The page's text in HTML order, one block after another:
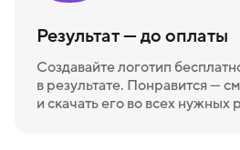
Результат — до оплаты
Создавайте логотип
в результате. Понравится —
и скачать его во всех нужных